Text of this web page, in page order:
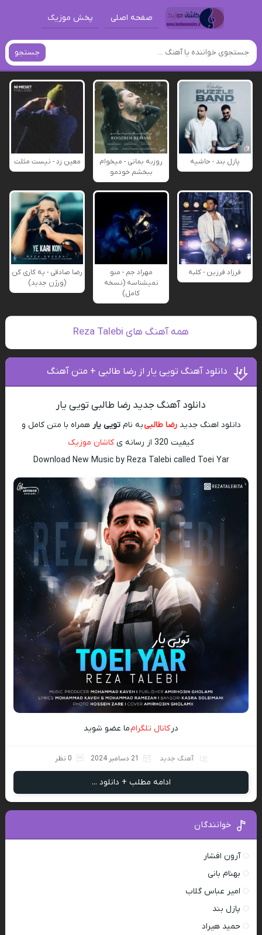
صفحه اصلی پخش موزیک
جستجو
پازل بند - حاشیه
روزبه بمانی - میخوام
ببخشم خودمو
معین زد - نیست مثلت
فرزاد فرزین - کلبه
مهراد جم - منو
نمیشناسه (نسخه
کامل)
رضا صادقی - یه کاری کن
(ورژن جدید)
همه آهنگ های Reza Talebi
دانلود آهنگ تویی یار از رضا طالبی + متن آهنگ
دانلود آهنگ جدید رضا طالبی تویی یار
دانلود اهنگ جدیدرضا طالبیبه نامتویی یار همراه با متن کامل و
کیفیت 320 از رسانه ی
کاشان موزیک
Download New Music by Reza Talebi called Toei Yar
درکانال تلگرامما عضو شوید
آهنگ جدید 21 دسامبر 2024 0 نظر
ادامه مطلب + دانلود ...
خوانندگان
آرون افشار
بهنام بانی
امیر عباس گلاب
پازل بند
حمید هیراد